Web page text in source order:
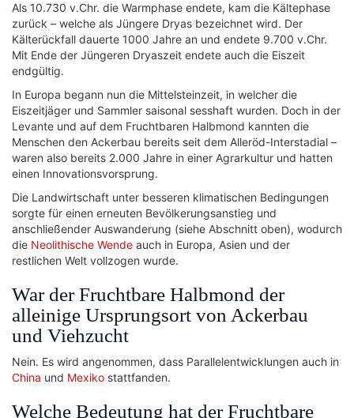
Als 10.730 v.Chr. die Warmphase endete, kam die Kältephase
zurück – welche als Jüngere Dryas bezeichnet wird. Der
Kälterückfall dauerte 1000 Jahre an und endete 9.700 v.Chr.
Mit Ende der Jüngeren Dryaszeit endete auch die Eiszeit
endgültig.
In Europa begann nun die Mittelsteinzeit, in welcher die
Eiszeitjäger und Sammler saisonal sesshaft wurden. Doch in der
Levante und auf dem Fruchtbaren Halbmond kannten die
Menschen den Ackerbau bereits seit dem Alleröd-Interstadial –
waren also bereits 2.000 Jahre in einer Agrarkultur und hatten
einen Innovationsvorsprung.
Die Landwirtschaft unter besseren klimatischen Bedingungen
sorgte für einen erneuten Bevölkerungsanstieg und
anschließender Auswanderung (siehe Abschnitt oben), wodurch
die Neolithische Wende auch in Europa, Asien und der
restlichen Welt vollzogen wurde.
War der Fruchtbare Halbmond der
alleinige Ursprungsort von Ackerbau
und Viehzucht
Nein. Es wird angenommen, dass Parallelentwicklungen auch in
China und Mexiko stattfanden.
Welche Bedeutung hat der Fruchtbare